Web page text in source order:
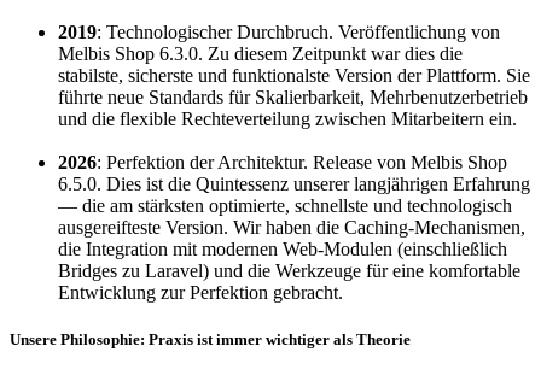
2019: Technologischer Durchbruch. Veröffentlichung von
Melbis Shop 6.3.0. Zu diesem Zeitpunkt war dies die
stabilste, sicherste und funktionalste Version der Plattform. Sie
führte neue Standards für Skalierbarkeit, Mehrbenutzerbetrieb
und die flexible Rechteverteilung zwischen Mitarbeitern ein.
2026: Perfektion der Architektur. Release von Melbis Shop
6.5.0. Dies ist die Quintessenz unserer langjährigen Erfahrung
— die am stärksten optimierte, schnellste und technologisch
ausgereifteste Version. Wir haben die Caching-Mechanismen,
die Integration mit modernen Web-Modulen (einschließlich
Bridges zu Laravel) und die Werkzeuge für eine komfortable
Entwicklung zur Perfektion gebracht.
Unsere Philosophie: Praxis ist immer wichtiger als Theorie